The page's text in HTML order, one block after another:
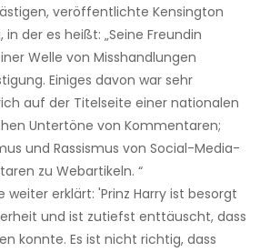
veröffentlichte Kensington
in der es heißt: „Seine Freundin
Welle von Misshandlungen
Einiges davon war sehr
auf der Titelseite einer nationalen
Untertöne von Kommentaren;
und Rassismus von Social-Media-
zu Webartikeln. “
weiter erklärt: 'Prinz Harry ist besorgt
und ist zutiefst enttäuscht, dass
konnte. Es ist nicht richtig, dass